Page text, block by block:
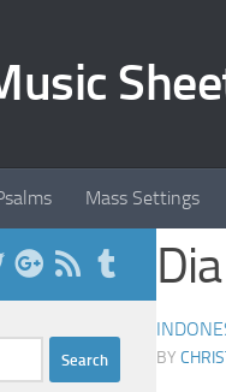
Mass Settings
BY